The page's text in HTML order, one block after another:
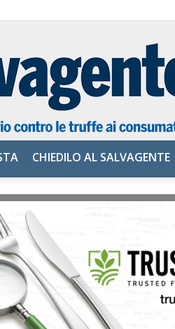
Salvagente
CHIEDILO AL SALVAGENTE